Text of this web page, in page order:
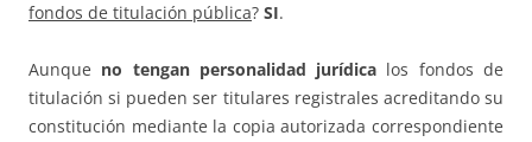
fondos de titulación pública? SI.
Aunque no tengan personalidad jurídica los fondos de
titulación si pueden ser titulares registrales acreditando su
constitución mediante la copia autorizada correspondiente